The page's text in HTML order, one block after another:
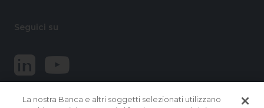
Seguici su
La nostra Banca e altri soggetti selezionati utilizzano